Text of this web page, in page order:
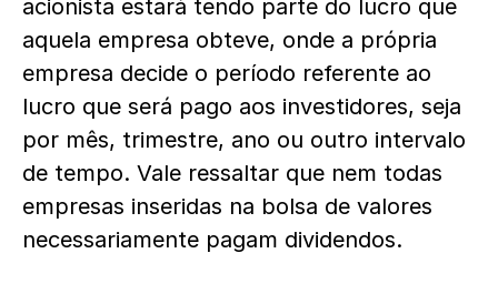
acionista estará tendo parte do lucro que
aquela empresa obteve, onde a própria
empresa decide o período referente ao
lucro que será pago aos investidores, seja
por mês, trimestre, ano ou outro intervalo
de tempo. Vale ressaltar que nem todas
empresas inseridas na bolsa de valores
necessariamente pagam dividendos.